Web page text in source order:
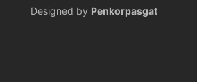
Designed by Penkorpasgat